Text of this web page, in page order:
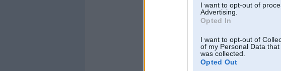
I want to opt-out of
Advertising.
Opted In
I want to opt-out of
of my Personal Data
was collected.
Opted Out